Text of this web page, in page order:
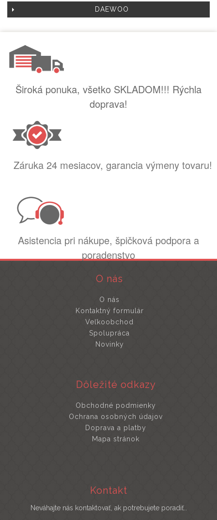
DAEWOO
Široká ponuka, všetko SKLADOM!!! Rýchla
doprava!
Záruka 24 mesiacov, garancia výmeny tovaru!
Asistencia pri nákupe, špičková podpora a
poradenstvo
O nás
O nás
Kontaktný formulár
Veľkoobchod
Spolupráca
Novinky
Dôležité odkazy
Obchodné podmienky
Ochrana osobných údajov
Doprava a platby
Mapa stránok
Kontakt
Neváhajte nás kontaktovať, ak potrebujete poradiť..